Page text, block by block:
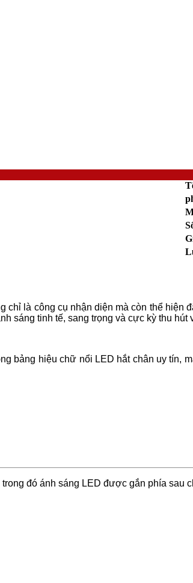
là công cụ nhận diện mà còn thể hiện
sáng tinh tế, sang trọng và cực kỳ thu hút
bảng hiệu chữ nổi LED hắt chân uy tín,
đó ánh sáng LED được gắn phía sau